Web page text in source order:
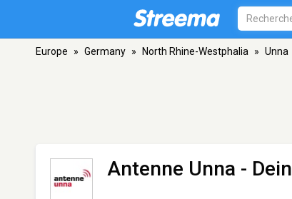
Europe » Germany » North Rhine-Westphalia » Unna
Antenne Unna -